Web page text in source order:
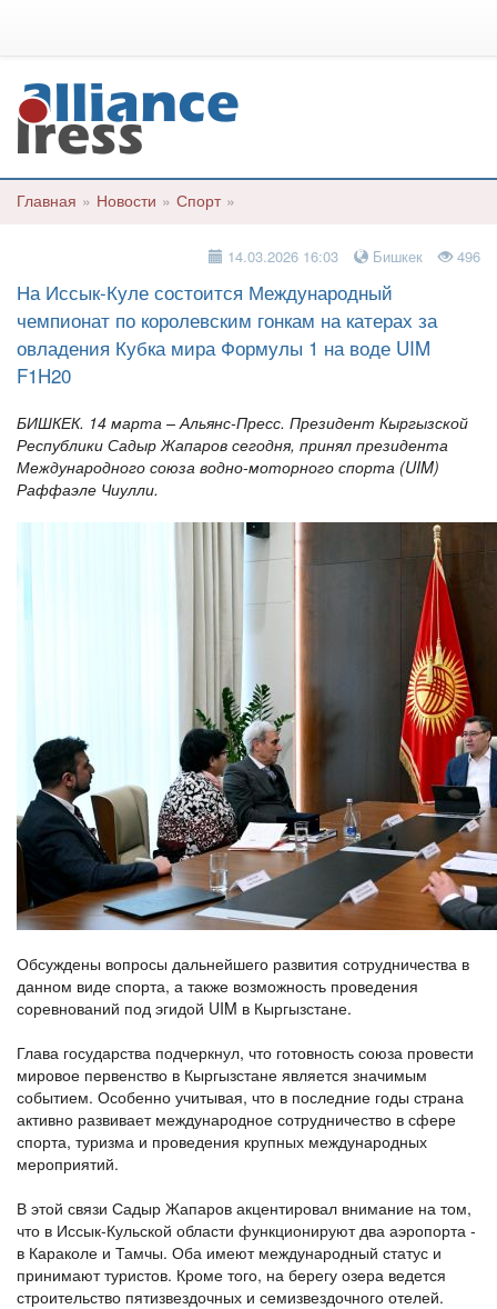
Главная » Новости » Спорт »
14.03.2026 16:03 Бишкек 496
На Иссык-Куле состоится Международный
чемпионат по королевским гонкам на катерах за
овладения Кубка мира Формулы 1 на воде UIM
F1H20
БИШКЕК. 14 марта – Альянс-Пресс. Президент Кыргызской
Республики Садыр Жапаров сегодня, принял президента
Международного союза водно-моторного спорта (UIM)
Раффаэле Чиулли.
Обсуждены вопросы дальнейшего развития сотрудничества в
данном виде спорта, а также возможность проведения
соревнований под эгидой UIM в Кыргызстане.
Глава государства подчеркнул, что готовность союза провести
мировое первенство в Кыргызстане является значимым
событием. Особенно учитывая, что в последние годы страна
активно развивает международное сотрудничество в сфере
спорта, туризма и проведения крупных международных
мероприятий.
В этой связи Садыр Жапаров акцентировал внимание на том,
что в Иссык-Кульской области функционируют два аэропорта -
в Караколе и Тамчы. Оба имеют международный статус и
принимают туристов. Кроме того, на берегу озера ведется
строительство пятизвездочных и семизвездочного отелей.